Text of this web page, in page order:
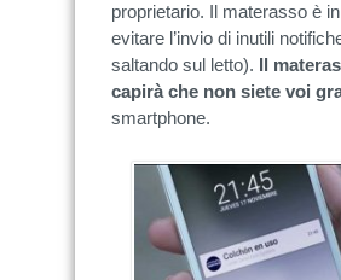
proprietario. Il materasso è
evitare l’invio di inutili
saltando sul letto). Il
capirà che non siete voi
smartphone.